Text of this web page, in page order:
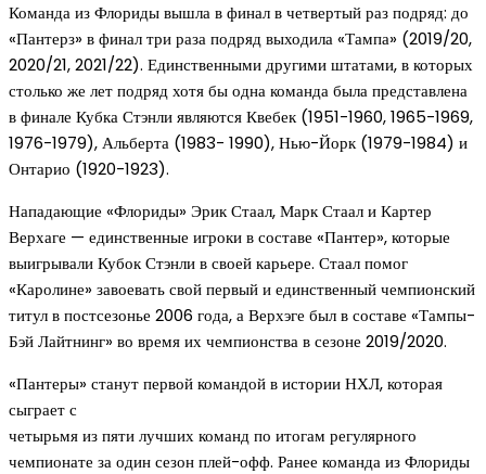
Команда из Флориды вышла в финал в четвертый раз подряд: до
«Пантерз» в финал три раза подряд выходила «Тампа» (2019/20,
2020/21, 2021/22). Единственными другими штатами, в которых
столько же лет подряд хотя бы одна команда была представлена
в финале Кубка Стэнли являются Квебек (1951-1960, 1965-1969,
1976-1979), Альберта (1983- 1990), Нью-Йорк (1979-1984) и
Онтарио (1920-1923).
Нападающие «Флориды» Эрик Стаал, Марк Стаал и Картер
Верхаге — единственные игроки в составе «Пантер», которые
выигрывали Кубок Стэнли в своей карьере. Стаал помог
«Каролине» завоевать свой первый и единственный чемпионский
титул в постсезонье 2006 года, а Верхэге был в составе «Тампы-
Бэй Лайтнинг» во время их чемпионства в сезоне 2019/2020.
«Пантеры» станут первой командой в истории НХЛ, которая
сыграет с
четырьмя из пяти лучших команд по итогам регулярного
чемпионате за один сезон плей-офф. Ранее команда из Флориды